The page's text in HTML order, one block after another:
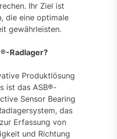
Ihr Ziel ist
die eine optimale
gewährleisten.
Radlager?
Produktlösung
ist das ASB®-
Sensor Bearing
das
Erfassung von
und Richtung